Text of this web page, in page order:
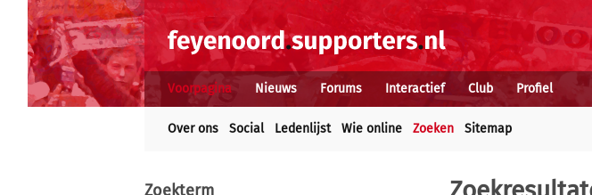
Voorpagina Nieuws Forums Interactief Club Profiel
Over ons Social Ledenlijst Wie online Zoeken Sitemap
Zoekterm